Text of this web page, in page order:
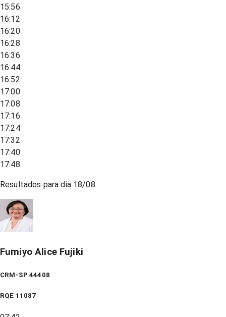
15:56
16:12
16:20
16:28
16:36
16:44
16:52
17:00
17:08
17:16
17:24
17:32
17:40
17:48
Resultados para dia 18/08
Fumiyo Alice Fujiki
CRM-SP 44408
RQE 11087